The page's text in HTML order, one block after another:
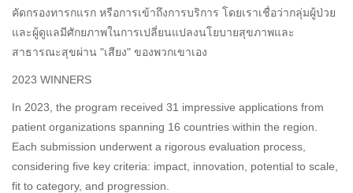
คัดกรองทารกแรก หรือการเข้าถึงการบริการ โดยเราเชื่อว่ากลุ่มผู้ป่วย
และผู้ดูแลมีศักยภาพในการเปลี่ยนแปลงนโยบายสุขภาพและ
สาธารณะสุขผ่าน "เสียง" ของพวกเขาเอง
2023 WINNERS
In 2023, the program received 31 impressive applications from
patient organizations spanning 16 countries within the region.
Each submission underwent a rigorous evaluation process,
considering five key criteria: impact, innovation, potential to scale,
fit to category, and progression.